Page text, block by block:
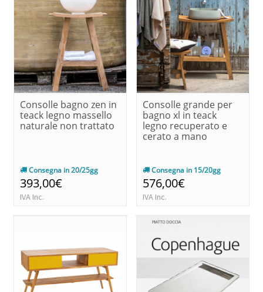
Consolle bagno zen in
teack legno massello
naturale non trattato
Consegna in 20/25gg
393,00€
IVA Inc.
Consolle grande per
bagno xl in teack
legno recuperato e
cerato a mano
Consegna in 15/20gg
576,00€
IVA Inc.